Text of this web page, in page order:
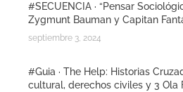
#SECUENCIA · “Pensar
Zygmunt Bauman y Capitan
septiembre 3, 2024
#Guia · The Help: Historias
cultural, derechos civiles y 3 Ola